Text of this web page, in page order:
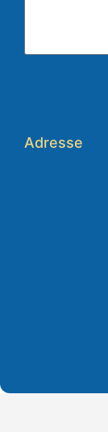
Adresse